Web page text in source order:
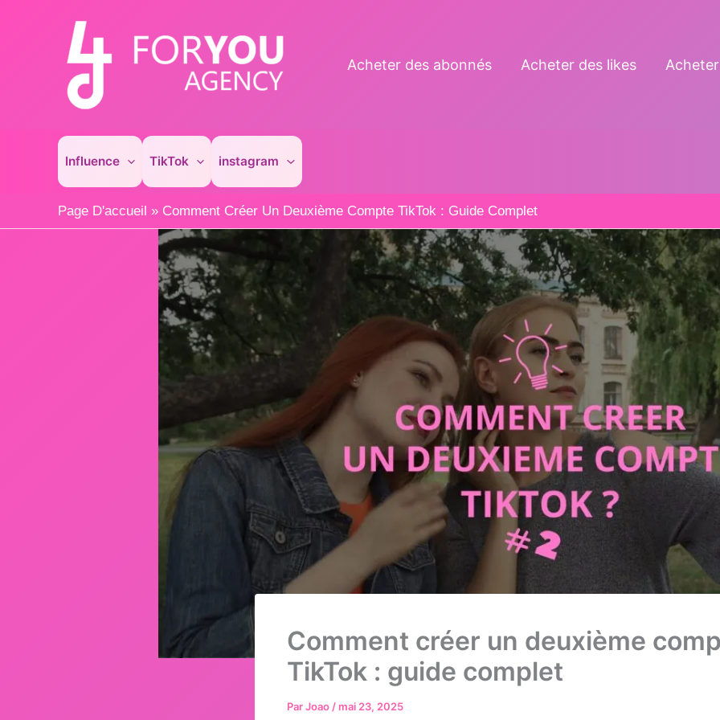
Acheter des abonnés Acheter des likes
Influence TikTok instagram
Page D'accueil » Comment Créer Un Deuxième Compte TikTok : Guide Complet
Comment créer un deuxième
TikTok : guide complet
ParJoao/ mai 23, 2025